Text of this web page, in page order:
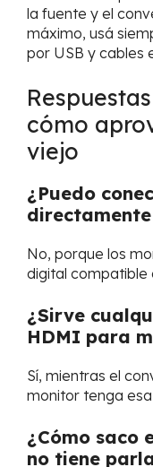
la fuente y el
máximo, usá
por USB y cables
cómo
viejo
¿Puedo
No, porque los
digital compatible
¿Sirve
HDMI para
Sí, mientras el
monitor tenga
¿Cómo saco
no tiene